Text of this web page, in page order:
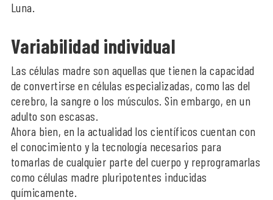
Luna.
Variabilidad individual
Las células madre son aquellas que tienen la capacidad
de convertirse en células especializadas, como las del
cerebro, la sangre o los músculos. Sin embargo, en un
adulto son escasas.
Ahora bien, en la actualidad los científicos cuentan con
el conocimiento y la tecnología necesarios para
tomarlas de cualquier parte del cuerpo y reprogramarlas
como células madre pluripotentes inducidas
químicamente.